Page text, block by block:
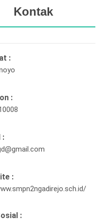
Kontak
:
:
:
:
: